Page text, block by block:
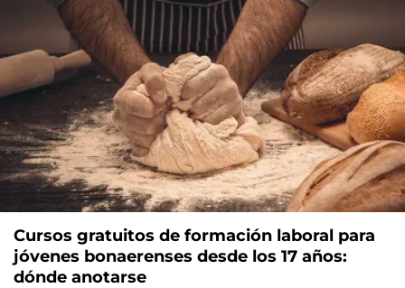
Cursos gratuitos de formación laboral para
jóvenes bonaerenses desde los 17 años:
dónde anotarse